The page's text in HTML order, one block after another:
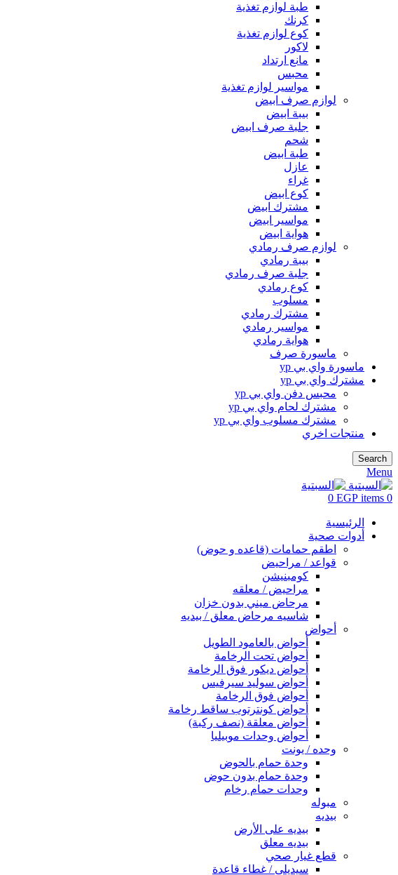
طبة لوازم تغذية
كرنك
كوع لوازم تغذية
لاكور
مانع ارتداد
محبس
مواسير لوازم تغذية
لوازم صرف ابيض
بيبة ابيض
جلبة صرف ابيض
شحم
طبة ابيض
عازل
غراء
كوع ابيض
مشترك ابيض
مواسير ابيض
هواية ابيض
لوازم صرف رمادي
بيبة رمادي
جلبة صرف رمادي
كوع رمادي
مسلوب
مشترك رمادي
مواسير رمادي
هواية رمادي
ماسورة صرف
ماسورة واي بي yp
مشترك واي بي yp
محبس دفن واي بي yp
مشترك لحام واي بي yp
مشترك مسلوب واي بي yp
منتجات اخري
Search
Menu
0
items
0 EGP
الرئيسية
أدوات صحية
اطقم حمامات (قاعده و حوض)
قواعد / مراحيض
كومبنيشن
مراحيض / معلقه
مرحاض ميني بدون خزان
شاسيه مرحاض معلق / بيديه
أحواض
أحواض بالعامود الطويل
أحواض تحت الرخامة
أحواض ديكور فوق الرخامة
أحواض سوليد سيرفيس
أحواض فوق الرخامة
أحواض كونترتوب ساقط رخامة
أحواض معلقة (نصف ركبة)
أحواض وحدات موبيليا
وحده / يونت
وحدة حمام بالحوض
وحدة حمام بدون حوض
وحدات حمام رخام
مبوله
بيديه
بيديه على الأرض
بيديه معلق
قطع غيار صحي
سيديلى / غطاء قاعدة